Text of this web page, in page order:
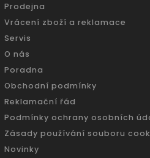
Prodejna
Vrácení zboží a reklamace
Servis
O nás
Poradna
Obchodní podmínky
Reklamační řád
Podmínky ochrany osobních
Zásady používání souboru
Novinky